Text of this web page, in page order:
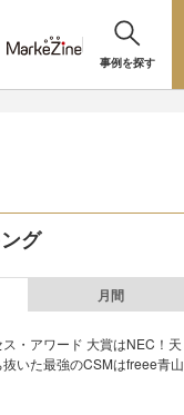
事例を探す
グ
月間
・アワード 大賞はNEC！天
いた最強のCSMはfreee青山